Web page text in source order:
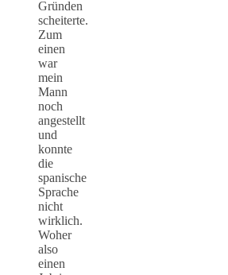
Gründen
scheiterte.
Zum
einen
war
mein
Mann
noch
angestellt
und
konnte
die
spanische
Sprache
nicht
wirklich.
Woher
also
einen